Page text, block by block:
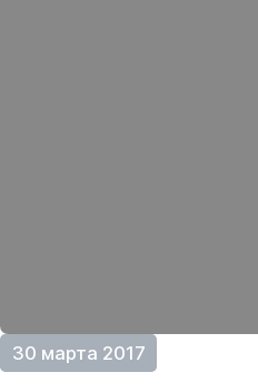
30 марта 2017